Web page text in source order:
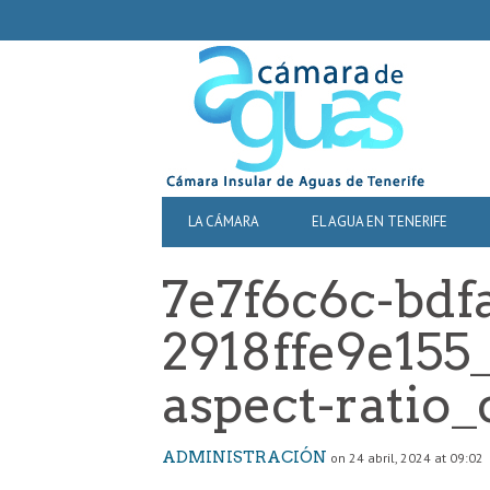
NAVIGATION
PRIMARY
NAVIGATION
LA CÁMARA EL AGUA EN TENERIFE
7e7f6c6c-
aspect-
ADMINISTRACIÓN on 24 abril, 2024 at 09:02